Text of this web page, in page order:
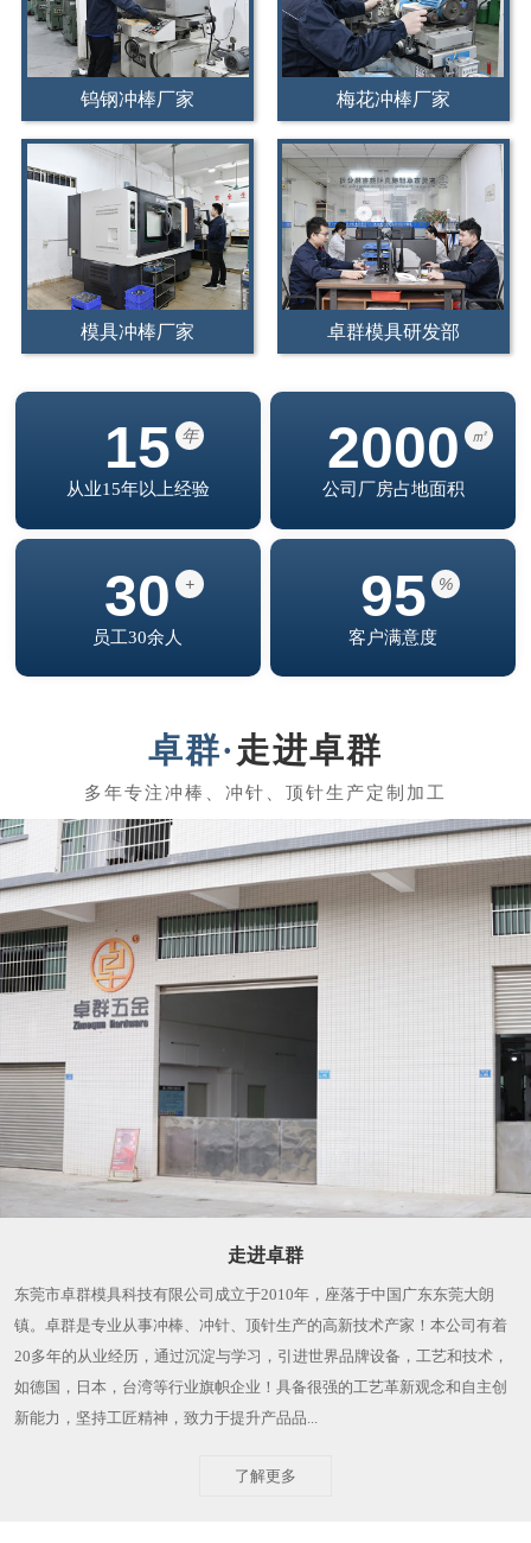
钨钢冲棒厂家 梅花冲棒厂家
模具冲棒厂家 卓群模具研发部
15 年
从业15年以上经验
2000 ㎡
公司厂房占地面积
30 +
员工30余人
95 %
客户满意度
走进卓群
走进卓群
东莞市卓群模具科技有限公司成立于2010年，座落于中国广东东莞大朗
镇。卓群是专业从事冲棒、冲针、顶针生产的高新技术产家！本公司有着
20多年的从业经历，通过沉淀与学习，引进世界品牌设备，工艺和技术，
如德国，日本，台湾等行业旗帜企业！具备很强的工艺革新观念和自主创
新能力，坚持工匠精神，致力于提升产品品...
了解更多